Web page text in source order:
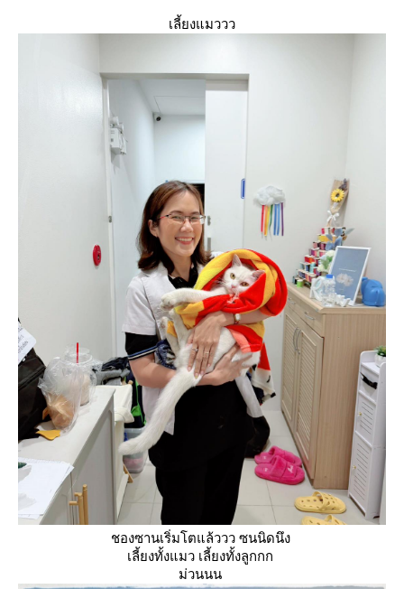
เลี้ยงแมววว
ชองซานเริ่มโตแล้ววว ซนนิดนึง
เลี้ยงทั้งแมว เลี้ยงทั้งลูกกก
ม่วนนน